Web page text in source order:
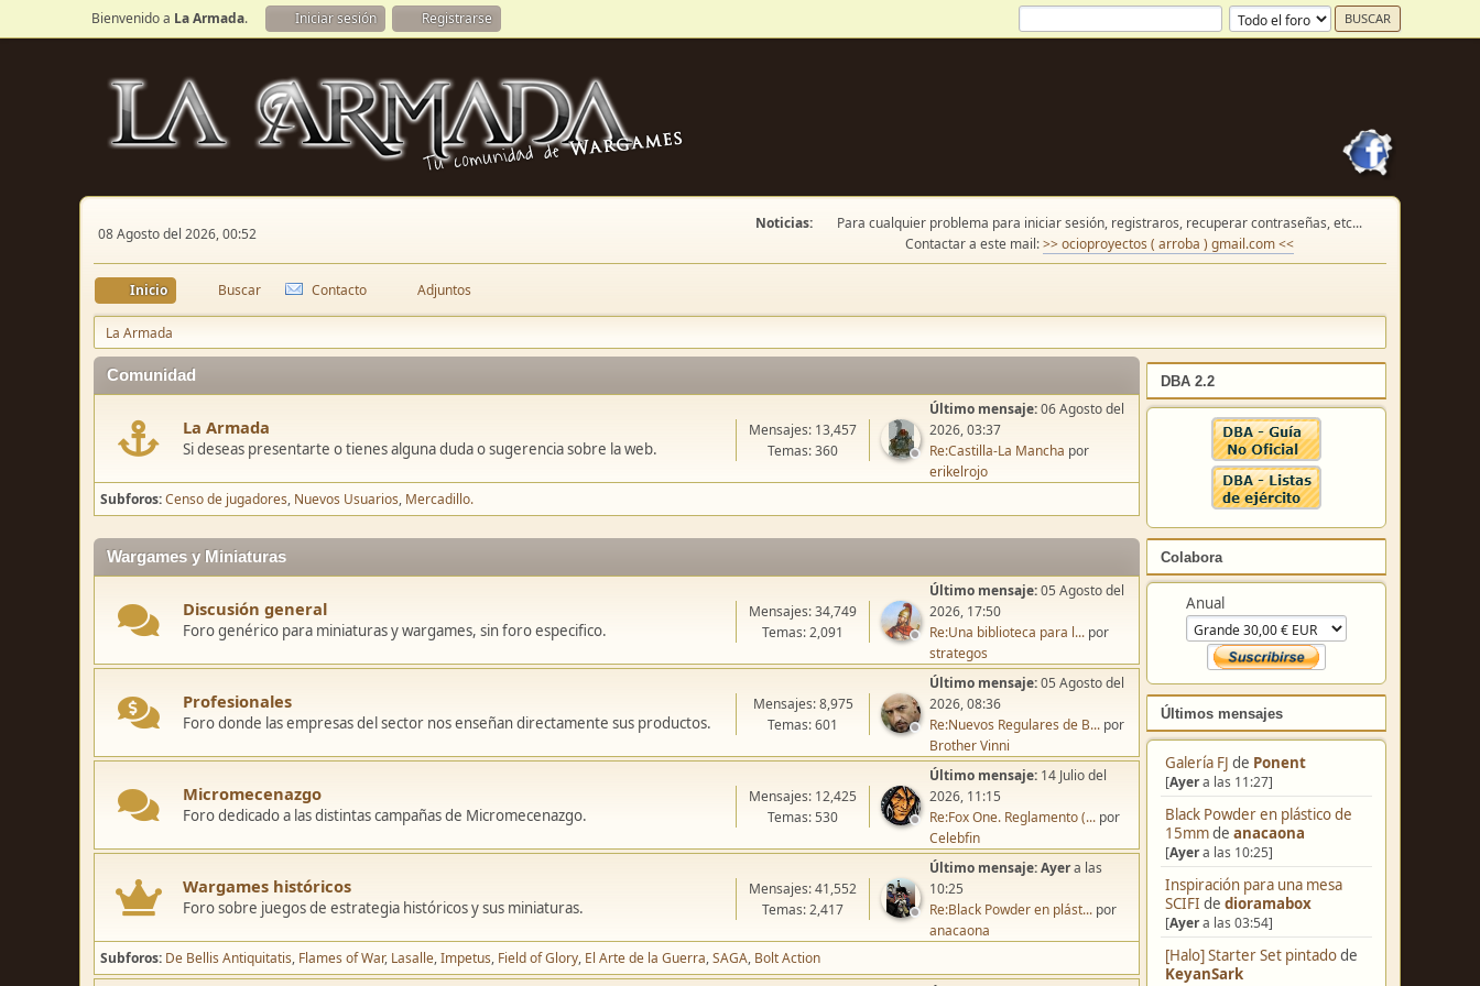
Bienvenido a La Armada. Iniciar sesión Registrarse
08 Agosto del 2026, 00:52
Noticias:
Para cualquier problema para iniciar sesión, registraros, recuperar contraseñas, etc...
Contactar a este mail:>> ocioproyectos ( arroba ) gmail.com <<
Inicio Buscar Contacto Adjuntos
La Armada
DBA 2.2
Colabora
Anual
Últimos mensajes
Galería FJ de Ponent
[Ayera las 11:27]
Black Powder en plástico de
15mmde anacaona
[Ayera las 10:25]
Inspiración para una mesa
SCIFI de dioramabox
[Ayera las 03:54]
[Halo] Starter Set pintadode
KeyanSark
Comunidad
La Armada
Si deseas presentarte o tienes alguna duda o sugerencia sobre la web.
Mensajes: 13,457
Temas: 360
Último mensaje:06 Agosto del
2026, 03:37
Re:Castilla-La Mancha por
erikelrojo
Subforos Censo de jugadores Nuevos Usuarios Mercadillo.
Wargames y Miniaturas
Discusión general
Foro genérico para miniaturas y wargames, sin foro especifico.
Mensajes: 34,749
Temas: 2,091
Último mensaje:05 Agosto del
2026, 17:50
Re:Una biblioteca para l... por
strategos
Profesionales
Foro donde las empresas del sector nos enseñan directamente sus productos.
Mensajes: 8,975
Temas: 601
Último mensaje:05 Agosto del
2026, 08:36
Re:Nuevos Regulares de B... por
Brother Vinni
Micromecenazgo
Foro dedicado a las distintas campañas de Micromecenazgo.
Mensajes: 12,425
Temas: 530
Último mensaje: 14 Julio del
2026, 11:15
Re:Fox One. Reglamento (... por
Celebfin
Wargames históricos
Foro sobre juegos de estrategia históricos y sus miniaturas.
Mensajes: 41,552
Temas: 2,417
Último mensaje:Ayera las
10:25
Re:Black Powder en plást... por
anacaona
Subforos De Bellis Antiquitatis Flames of War Lasalle Impetus Field of Glory El Arte de la Guerra SAGA Bolt Action